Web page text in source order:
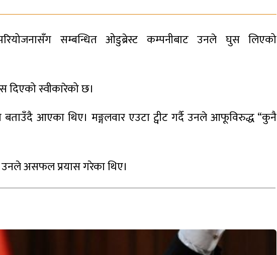
परियोजनासँग सम्बन्धित ओडुब्रेस्ट कम्पनीबाट उनले घुस लिएको
स्वीकारेको छ।
बताउँदै आएका थिए। मङ्गलवार एउटा ट्वीट गर्दै उनले आफूविरुद्ध “कुनै
उनले असफल प्रयास गरेका थिए।